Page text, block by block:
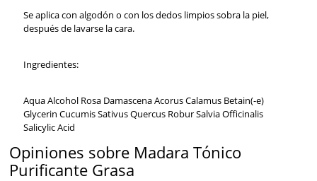
Se aplica con algodón o con los dedos limpios sobra la piel,
después de lavarse la cara.
Ingredientes:
Aqua Alcohol Rosa Damascena Acorus Calamus Betain(-e)
Glycerin Cucumis Sativus Quercus Robur Salvia Officinalis
Salicylic Acid
Opiniones sobre Madara Tónico
Purificante Grasa